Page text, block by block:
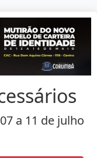
a 11 de julho